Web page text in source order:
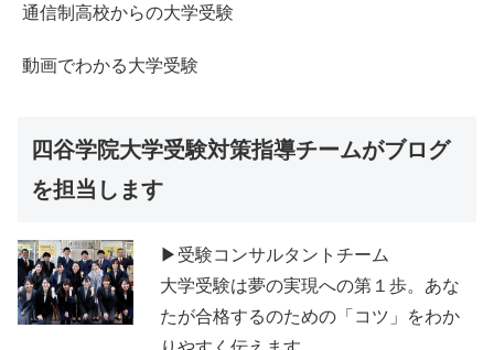
通信制高校からの大学受験
動画でわかる大学受験
四谷学院大学受験対策指導チームがブログ
を担当します
▶受験コンサルタントチーム
大学受験は夢の実現への第１歩。あな
たが合格するのための「コツ」をわか